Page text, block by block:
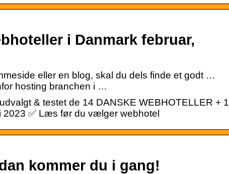
i Danmark februar,
eller en blog, skal du dels finde et godt …
hosting branchen i …
& testet de 14 DANSKE WEBHOTELLER + 1
✅ Læs før du vælger webhotel
kommer du i gang!